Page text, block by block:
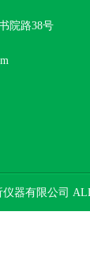
院路38号
器有限公司